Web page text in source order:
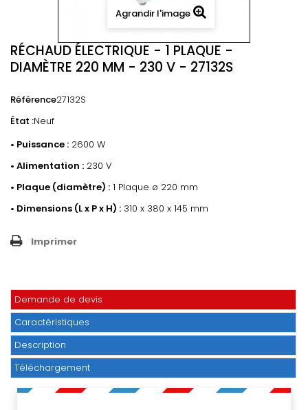
Agrandir l'image
RÉCHAUD ÉLECTRIQUE - 1 PLAQUE -
DIAMÈTRE 220 MM - 230 V - 27132S
Référence27132S
État :Neuf
• Puissance : 2600 W
• Alimentation : 230 V
• Plaque (diamètre) : 1 Plaque ø 220 mm
• Dimensions (L x P x H) : 310 x 380 x 145 mm
Imprimer
Demande de devis
Caractéristiques
Description
Téléchargement